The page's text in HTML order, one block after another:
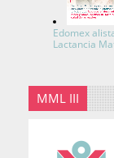
Edomex
Lactancia
MML III